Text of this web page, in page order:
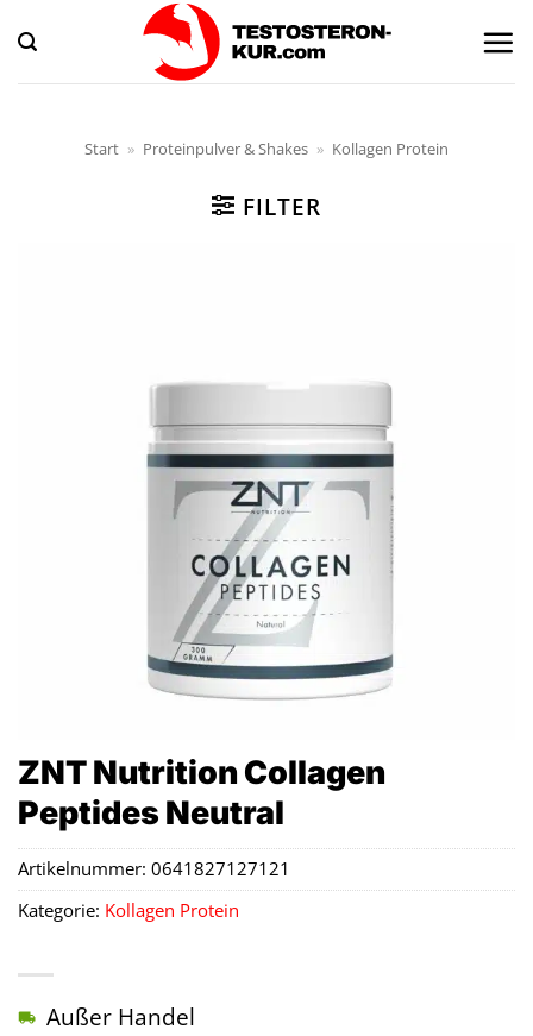
Inhalt
springen
Start » Proteinpulver & Shakes » Kollagen Protein
FILTER
ZNT Nutrition Collagen
Peptides Neutral
Außer Handel
Artikelnummer: 0641827127121
Kategorie: Kollagen Protein